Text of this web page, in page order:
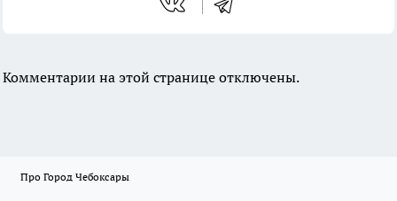
Комментарии на этой странице отключены.
Про Город Чебоксары